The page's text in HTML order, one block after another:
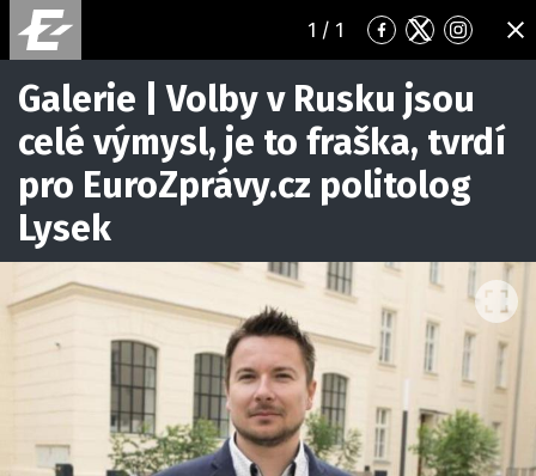
1 / 1
Přejít
na
Facebook
Přejít
na
Twitter
Přejít
na
Galerie | Volby v Rusku jsou
celé výmysl, je to fraška, tvrdí
pro EuroZprávy.cz politolog
Lysek